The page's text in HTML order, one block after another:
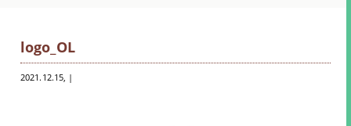
logo_OL
2021.12.15, |